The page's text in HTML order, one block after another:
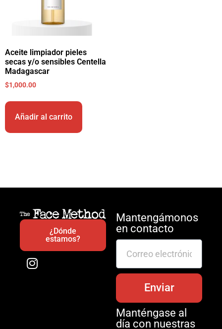
Aceite limpiador pieles
secas y/o sensibles Centella
Madagascar
$1,000.00
Añadir al carrito
¿Dónde
estamos?
Mantengámonos
en contacto
Enviar
Manténgase al
día con nuestras